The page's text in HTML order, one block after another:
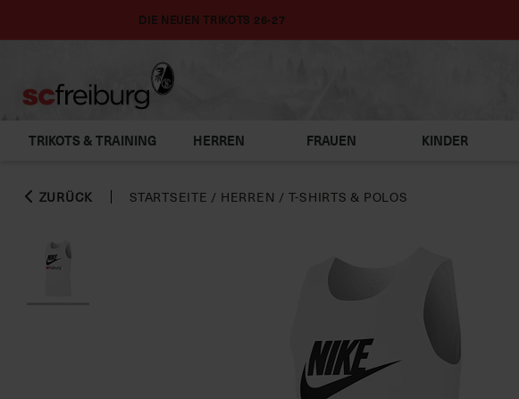
DIE NEUEN TRIKOTS 26-27
TRIKOTS & TRAINING HERREN FRAUEN KINDER
ZURÜCK STARTSEITE / HERREN / T-SHIRTS & POLOS